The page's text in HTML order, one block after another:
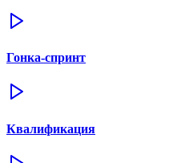
Гонка-спринт
Квалификация